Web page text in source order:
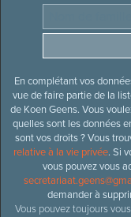
En complétant vos
vue de faire partie de la
de Koen Geens. Vous
quelles sont les données
sont vos droits ? Vous
relative à la vie privée. Si
vous pouvez vous
demander à
Vous pouvez toujours